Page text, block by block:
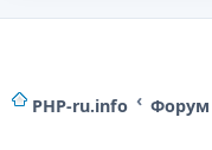
PHP-ru.info Форум